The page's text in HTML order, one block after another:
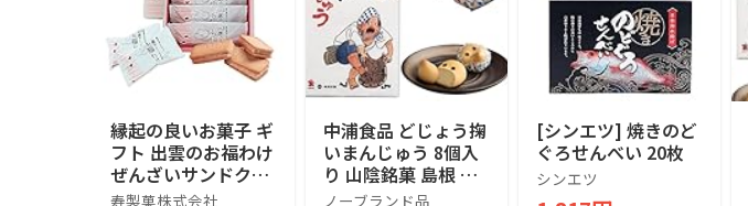
縁起の良いお菓子 ギ
フト 出雲のお福わけ
ぜんざいサンドクッ
キー (6個入) 島根県
寿製菓株式会社
中浦食品 どじょう掬
いまんじゅう 8個入
り 山陰銘菓 島根 鳥
取 お土産 白あん 饅
ノーブランド品
[シンエツ] 焼きのど
ぐろせんべい 20枚
シンエツ